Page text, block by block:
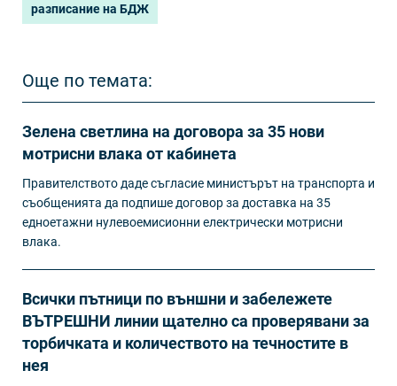
разписание на БДЖ
Още по темата:
Зелена светлина на договора за 35 нови
мотрисни влака от кабинета
Правителството даде съгласие министърът на транспорта и
съобщенията да подпише договор за доставка на 35
едноетажни нулевоемисионни електрически мотрисни
влака.
Всички пътници по външни и забележете
ВЪТРЕШНИ линии щателно са проверявани за
торбичката и количеството на течностите в
нея